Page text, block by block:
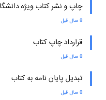
چاپ و نشر کتاب ویژه
8 سال قبل
قرارداد چاپ کتاب
8 سال قبل
تبدیل پایان نامه به کتاب
8 سال قبل